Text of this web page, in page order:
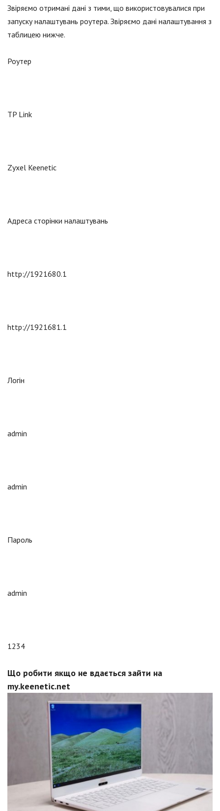
Звіряємо отримані дані з тими, що використовувалися при
запуску налаштувань роутера. Звіряємо дані налаштування з
таблицею нижче.
Роутер
TP Link
Zyxel Keenetic
Адреса сторінки налаштувань
http://1921680.1
http://1921681.1
Логін
admin
admin
Пароль
admin
1234
Що робити якщо не вдається зайти на
my.keenetic.net